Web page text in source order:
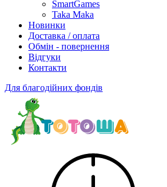
SmartGames
Taka Maka
Новинки
Доставка / оплата
Обмін - повернення
Відгуки
Контакти
Для благодійних фондів